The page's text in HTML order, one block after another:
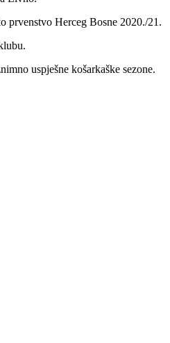
prvenstvo Herceg Bosne 2020./21.
uspješne košarkaške sezone.